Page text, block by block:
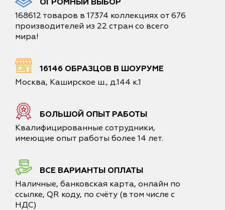
ОГРОМНЫЙ ВЫБОР
168612 товаров в 17374 коллекциях от 676
производителей из 22 стран со всего
мира!
16146 ОБРАЗЦОВ В ШОУРУМЕ
Москва, Каширское ш., д.144 к.1
БОЛЬШОЙ ОПЫТ РАБОТЫ
Квалифицированные сотрудники,
имеющие опыт работы более 14 лет.
ВСЕ ВАРИАНТЫ ОПЛАТЫ
Наличные, банковская карта, онлайн по
ссылке, QR коду, по счёту (в том числе с
НДС)